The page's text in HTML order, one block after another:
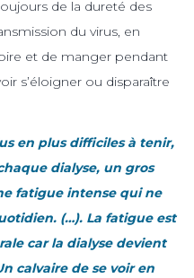
de la dureté des
du virus, en
et de manger pendant
s’éloigner ou disparaître
en plus difficiles à tenir,
dialyse, un gros
fatigue intense qui ne
(…). La fatigue est
car la dialyse devient
calvaire de se voir en